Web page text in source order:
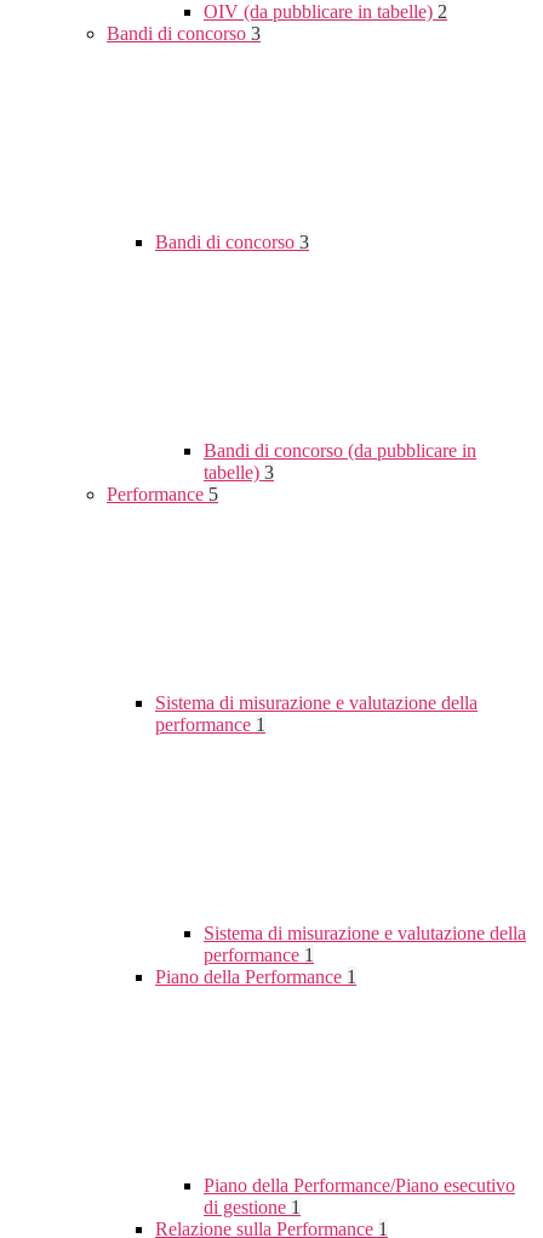
OIV (da pubblicare in tabelle) 2
Bandi di concorso 3
Bandi di concorso 3
Bandi di concorso (da pubblicare in
tabelle) 3
Performance 5
Sistema di misurazione e valutazione della
performance 1
Sistema di misurazione e valutazione della
performance 1
Piano della Performance 1
Piano della Performance/Piano esecutivo
di gestione 1
Relazione sulla Performance 1